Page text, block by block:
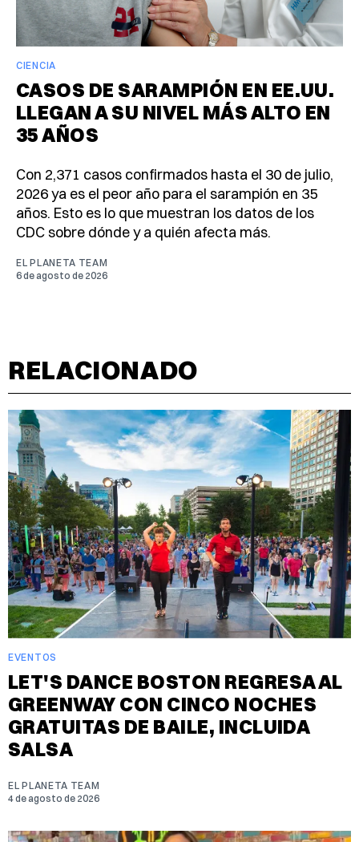
CIENCIA
CASOS DE SARAMPIÓN EN EE.UU.
LLEGAN A SU NIVEL MÁS ALTO EN
35 AÑOS
Con 2,371 casos confirmados hasta el 30 de julio,
2026 ya es el peor año para el sarampión en 35
años. Esto es lo que muestran los datos de los
CDC sobre dónde y a quién afecta más.
EL PLANETA TEAM
6 de agosto de 2026
RELACIONADO
EVENTOS
LET'S DANCE BOSTON REGRESA AL
GREENWAY CON CINCO NOCHES
GRATUITAS DE BAILE, INCLUIDA
SALSA
EL PLANETA TEAM
4 de agosto de 2026